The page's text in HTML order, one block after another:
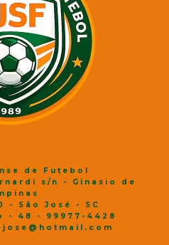
de Futebol
s/n - Ginasio de
- São José - SC
- 48 - 99977-4428